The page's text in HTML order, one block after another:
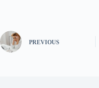
PREVIOUS